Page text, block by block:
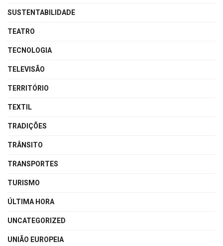
SUSTENTABILIDADE
TEATRO
TECNOLOGIA
TELEVISÃO
TERRITÓRIO
TEXTIL
TRADIÇÕES
TRÂNSITO
TRANSPORTES
TURISMO
ÚLTIMA HORA
UNCATEGORIZED
UNIÃO EUROPEIA